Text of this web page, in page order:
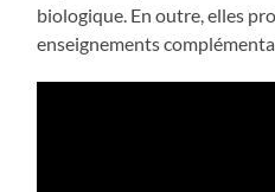
biologique. En outre, elles
enseignements